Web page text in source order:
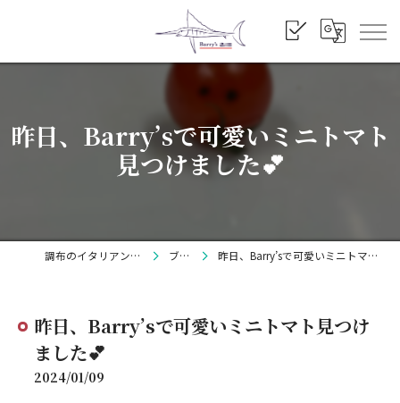
昨日、Barry’sで可愛いミニトマト
見つけました💕
調布のイタリアンならBarry's ブログ 昨日、Barry’sで可愛いミニトマト見つけました💕
昨日、Barry’sで可愛いミニトマト見つけ
ました💕
2024/01/09